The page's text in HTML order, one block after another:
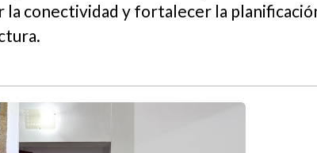
conectividad y fortalecer la